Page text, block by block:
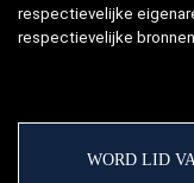
respectievelijke
respectievelijke bronnen.
WORD LID